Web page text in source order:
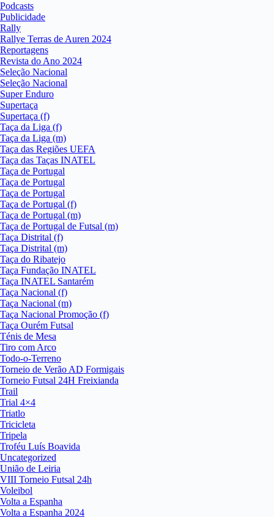
Podcasts
Publicidade
Rally
Rallye Terras de Auren 2024
Reportagens
Revista do Ano 2024
Seleção Nacional
Seleção Nacional
Super Enduro
Supertaça
Supertaça (f)
Taça da Liga (f)
Taça da Liga (m)
Taça das Regiões UEFA
Taça das Taças INATEL
Taça de Portugal
Taça de Portugal
Taça de Portugal
Taça de Portugal (f)
Taça de Portugal (m)
Taça de Portugal de Futsal (m)
Taça Distrital (f)
Taça Distrital (m)
Taça do Ribatejo
Taça Fundação INATEL
Taça INATEL Santarém
Taça Nacional (f)
Taça Nacional (m)
Taça Nacional Promoção (f)
Taça Ourém Futsal
Ténis de Mesa
Tiro com Arco
Todo-o-Terreno
Torneio de Verão AD Formigais
Torneio Futsal 24H Freixianda
Trail
Trial 4×4
Triatlo
Tricicleta
Tripela
Troféu Luís Boavida
Uncategorized
União de Leiria
VIII Torneio Futsal 24h
Voleibol
Volta a Espanha
Volta a Espanha 2024